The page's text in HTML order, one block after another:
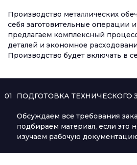
Производство металлических
себя заготовительные операции
предлагаем комплексный
деталей и экономное
Производство будет включать в
01 ПОДГОТОВКА ТЕХНИЧЕСКОГО
Обсуждаем все требования
подбираем материал, если это
изучаем рабочую